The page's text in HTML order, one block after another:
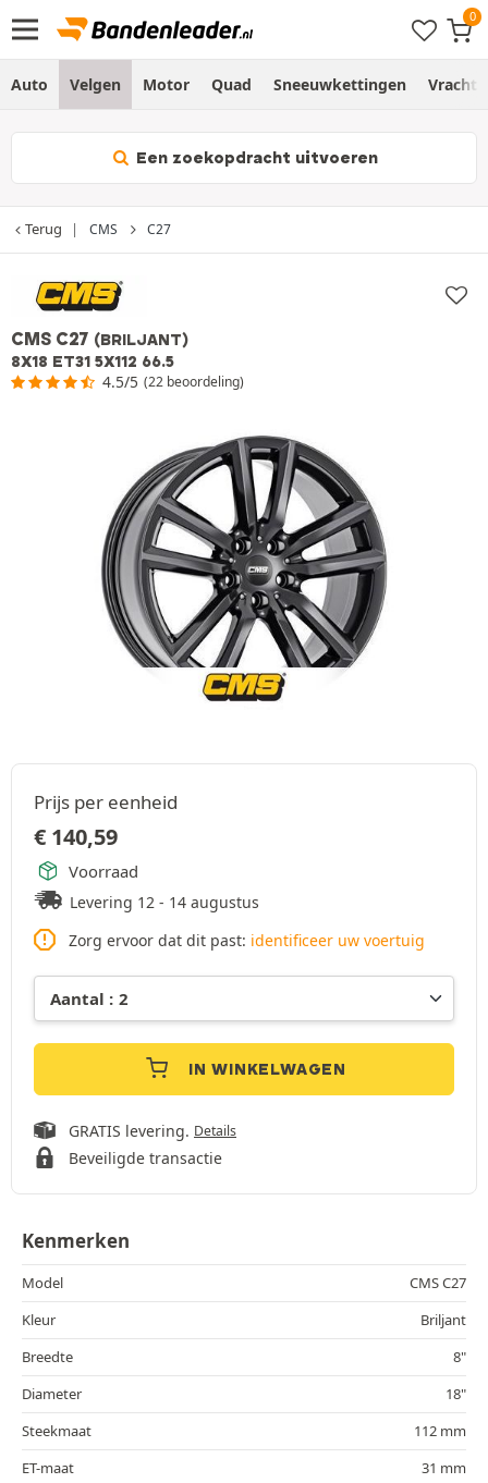
Auto Velgen Motor Quad Sneeuwkettingen
Een zoekopdracht uitvoeren
Terug CMS C27
CMS C27 (BRILJANT)
8X18 ET31 5X112 66.5
4.5/5 (22 beoordeling)
Prijs per eenheid
€ 140,59
Voorraad
Levering 12 - 14 augustus
Zorg ervoor dat dit past: identificeer uw voertuig
IN WINKELWAGEN
GRATIS levering. Details
Beveiligde transactie
Kenmerken
Model
CMS C27
Kleur
Briljant
Breedte
8"
Diameter
18"
Steekmaat
112 mm
ET-maat
31 mm